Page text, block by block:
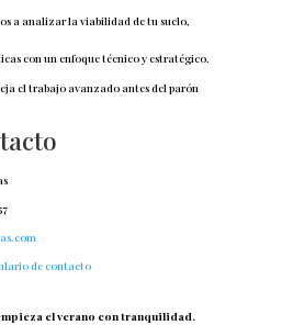
a analizar la viabilidad de tu suelo,
con un enfoque técnico y estratégico.
el trabajo avanzado antes del parón
de contacto
el verano con tranquilidad.